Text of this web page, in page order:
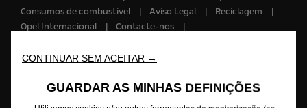
Consumos de combustível
Aviso Legal
Reciclagem
Opel Internacional
Contacte-nos
Este website/aplicação é propriedade da Opel Automobile GmbH com
CONTINUAR SEM ACEITAR →
GUARDAR AS MINHAS DEFINIÇÕES